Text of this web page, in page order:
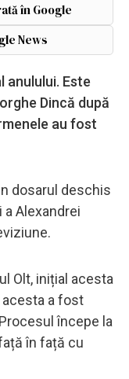
în Google
News
anulului. Este
Dincă după
au fost
dosarul deschis
Alexandrei
Olt, inițial acesta
acesta a fost
începe la
în față cu